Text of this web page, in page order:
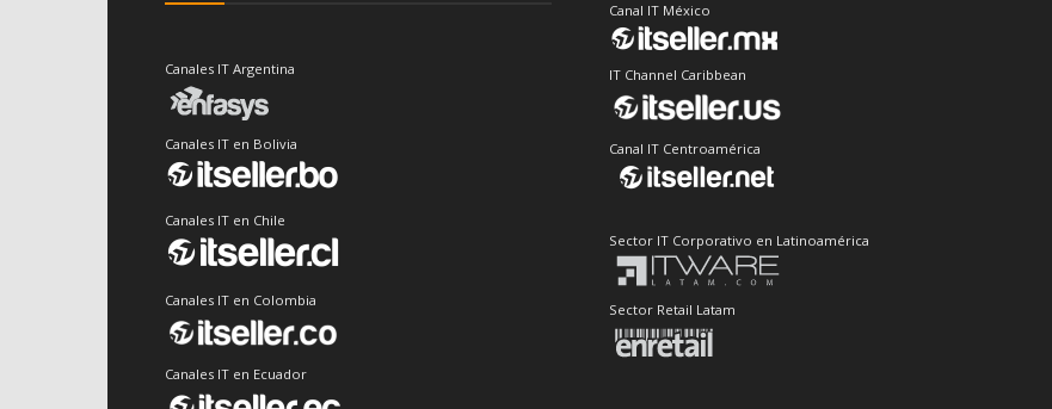
Canales IT Argentina
Canales IT en Bolivia
Canales IT en Chile
Canales IT en Colombia
Canales IT en Ecuador
Canal IT México
IT Channel Caribbean
Canal IT Centroamérica
Sector IT Corporativo en Latinoamérica
Sector Retail Latam